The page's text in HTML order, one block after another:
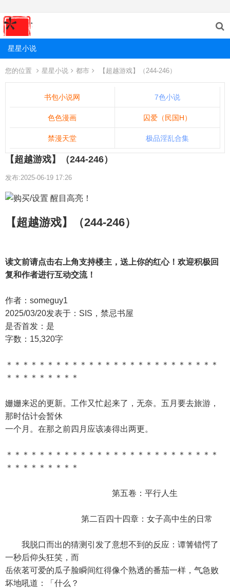
星星小说
您的位置 星星小说 都市 【超越游戏】（244-246）
书包小说网 7色小说
色色漫画 囚爱（民国H）
禁漫天堂 极品淫乱合集
【超越游戏】（244-246）
发布:2025-06-19 17:26
【超越游戏】（244-246）
读文前请点击右上角支持楼主，送上你的红心！欢迎积极回
复和作者进行互动交流！
作者：someguy1
2025/03/20发表于：SIS，禁忌书屋
是否首发：是
字数：15,320字
＊＊＊＊＊＊＊＊＊＊＊＊＊＊＊＊＊＊＊＊＊＊＊＊＊＊
＊＊＊＊＊＊＊＊＊
姗姗来迟的更新。工作又忙起来了，无奈。五月要去旅游，
那时估计会暂休
一个月。在那之前四月应该凑得出两更。
＊＊＊＊＊＊＊＊＊＊＊＊＊＊＊＊＊＊＊＊＊＊＊＊＊＊
＊＊＊＊＊＊＊＊＊
第五卷：平行人生
第二百四十四章：女子高中生的日常
我脱口而出的猜测引发了意想不到的反应：谭箐错愕了
一秒后仰头狂笑，而
岳依茗可爱的瓜子脸瞬间红得像个熟透的番茄一样，气急败
坏地吼道：「什么？